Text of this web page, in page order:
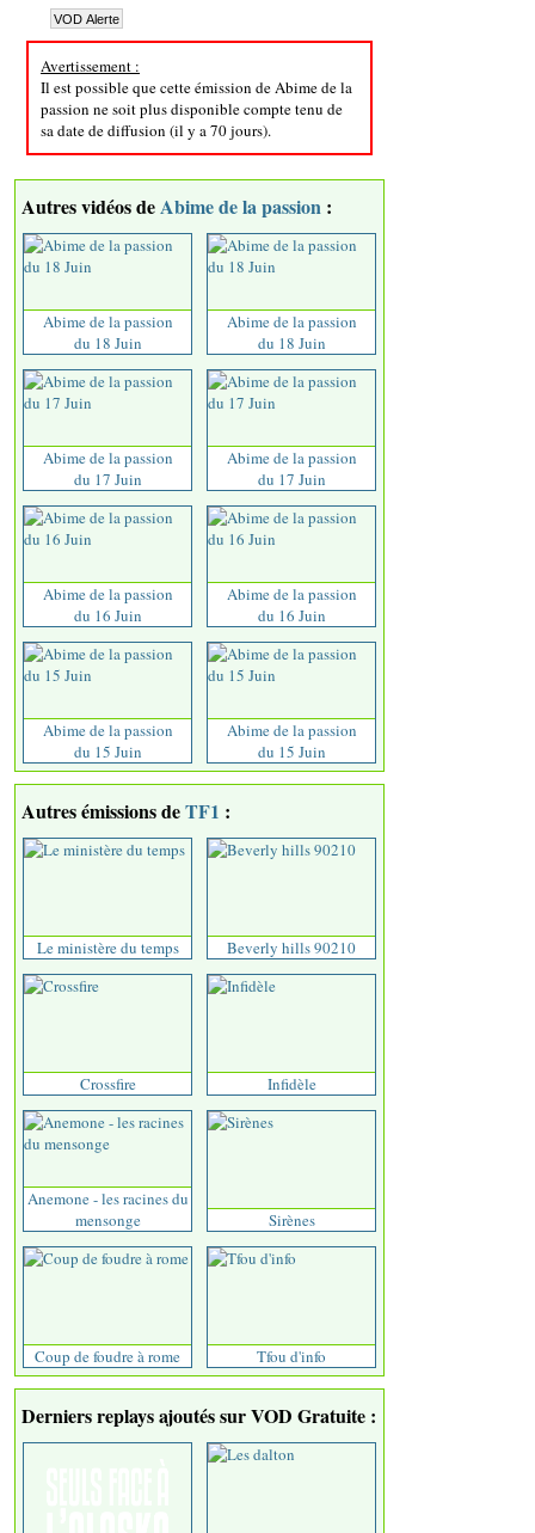
Avertissement :
Il est possible que cette émission de Abime de la
passion ne soit plus disponible compte tenu de
sa date de diffusion (il y a 70 jours).
Autres vidéos deAbime de la passion :
Abime de la passion
du 18 Juin
Abime de la passion
du 18 Juin
Abime de la passion
du 17 Juin
Abime de la passion
du 17 Juin
Abime de la passion
du 16 Juin
Abime de la passion
du 16 Juin
Abime de la passion
du 15 Juin
Abime de la passion
du 15 Juin
Autres émissions deTF1 :
Le ministère du temps Beverly hills 90210
Crossfire Infidèle
Anemone - les racines du
mensonge
Sirènes
Coup de foudre à rome Tfou d'info
Derniers replays ajoutés sur VOD Gratuite :